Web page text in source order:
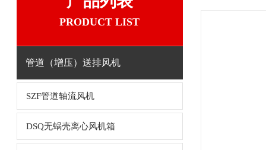
PRODUCT LIST
管道（增压）送排风机
SZF管道轴流风机
DSQ无蜗壳离心风机箱